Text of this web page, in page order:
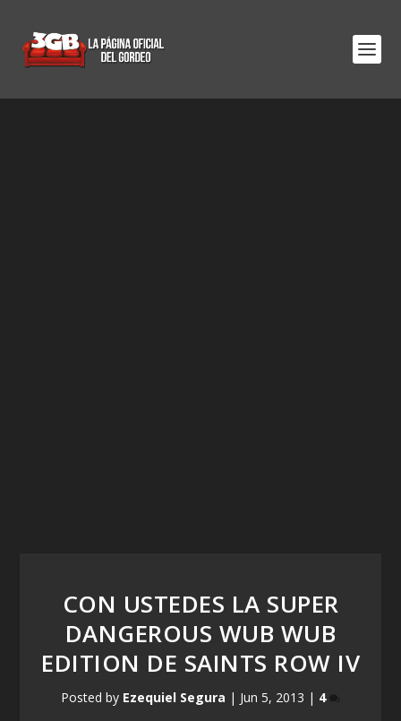
CON USTEDES LA SUPER
DANGEROUS WUB WUB
EDITION DE SAINTS ROW IV
Posted by Ezequiel Segura | Jun 5, 2013 | 4